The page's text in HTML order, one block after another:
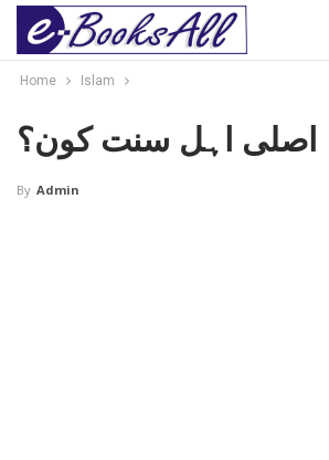
Home Islam
اصلی اہل سنت کون؟
By Admin